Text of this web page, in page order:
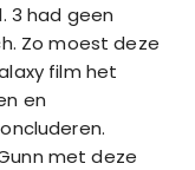
3 had geen
Zo moest deze
film het
en
met deze